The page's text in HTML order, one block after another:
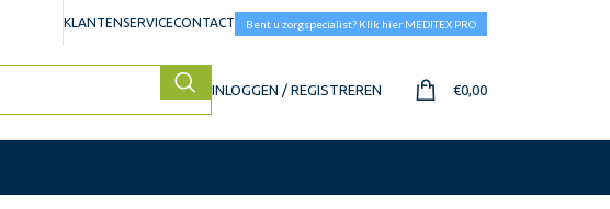
KLANTENSERVICECONTACT Bent u zorgspecialist? Klik hier MEDITEX PRO
INLOGGEN / REGISTREREN €0,00